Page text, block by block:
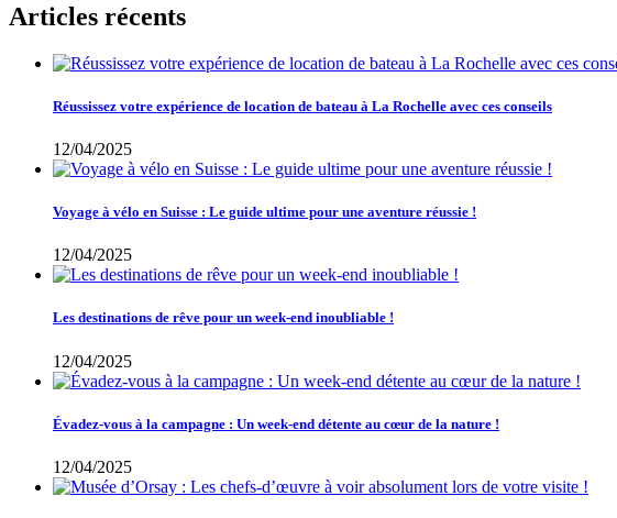
Articles récents
Réussissez votre expérience de location de bateau à La Rochelle avec ces conseils
12/04/2025
Voyage à vélo en Suisse : Le guide ultime pour une aventure réussie !
12/04/2025
Les destinations de rêve pour un week-end inoubliable !
12/04/2025
Évadez-vous à la campagne : Un week-end détente au cœur de la nature !
12/04/2025